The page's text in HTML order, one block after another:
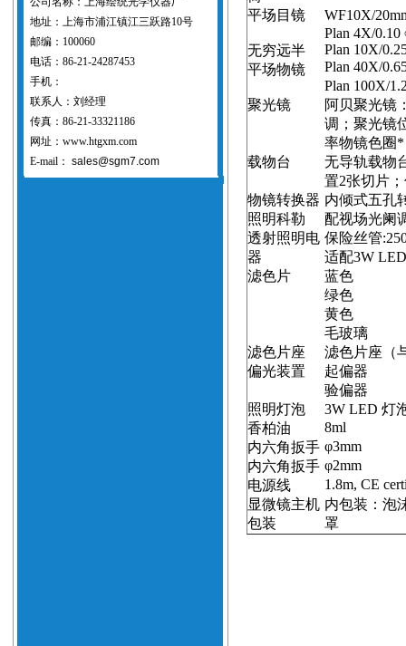
地址：上海市浦江镇江三跃路10号
邮编：100060
电话：86-21-24287453
手机：
联系人：刘经理
传真：86-21-33321186
网址：www.htgxm.com
E-mail： sales@sgm7.com
平场目镜 WF10X/
无穷远半
平场物镜
Plan 4X/0.10
Plan 10X/
Plan 40X/
Plan 100X/
聚光镜
阿贝聚光镜
调；聚光镜
率物镜色圈
载物台
无导轨载物
置2张切片
物镜转换器 内倾式五孔
照明科勒
配视场光阑
透射照明电
器
保险丝管
适配3W LED
滤色片
蓝色
绿色
黄色
毛玻璃
滤色片座
滤色片座（
偏光装置
起偏器
验偏器
照明灯泡
3W LED 灯
香柏油
8ml
内六角扳手 φ3mm
内六角扳手 φ2mm
电源线
1.8m, CE
显微镜主机
包装
内包装：泡
罩